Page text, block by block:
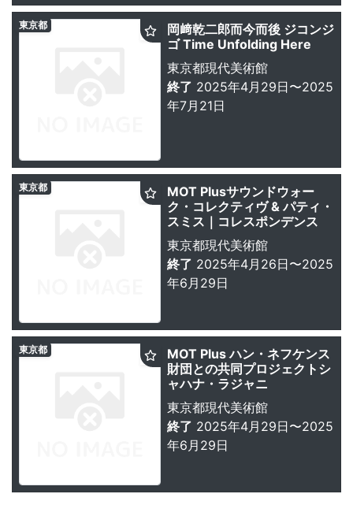
岡﨑乾二郎而今而後 ジコンジ
ゴ Time Unfolding Here
東京都現代美術館
終了 2025年4月29日〜2025
年7月21日
東京都
MOT Plusサウンドウォー
ク・コレクティヴ & パティ・
スミス｜コレスポンデンス
東京都現代美術館
終了 2025年4月26日〜2025
年6月29日
東京都
MOT Plus ハン・ネフケンス
財団との共同プロジェクトシ
ャハナ・ラジャニ
東京都現代美術館
終了 2025年4月29日〜2025
年6月29日
東京都